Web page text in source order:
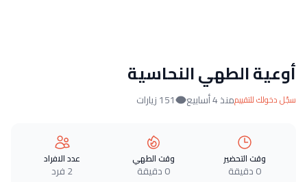
أوعية الطهي النحاسية
سجّل دخولك للتقييممنذ 4 أسابيع 151 زيارات
وقت التحضير
0 دقيقة
وقت الطهي
0 دقيقة
عدد الافراد
2 فرد